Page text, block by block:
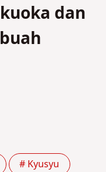
dan
# Kyusyu